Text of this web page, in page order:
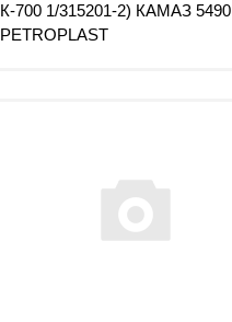
К-700 1/315201-2) КАМАЗ 5490
PETROPLAST